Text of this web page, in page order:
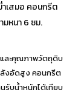
เสมอ คอนกรีต
หนา 6 ซม.
ละคุณภาพวัตถุดิบ
งอัดสูง คอนกรีต
รับน้ำหนักได้เทียบ